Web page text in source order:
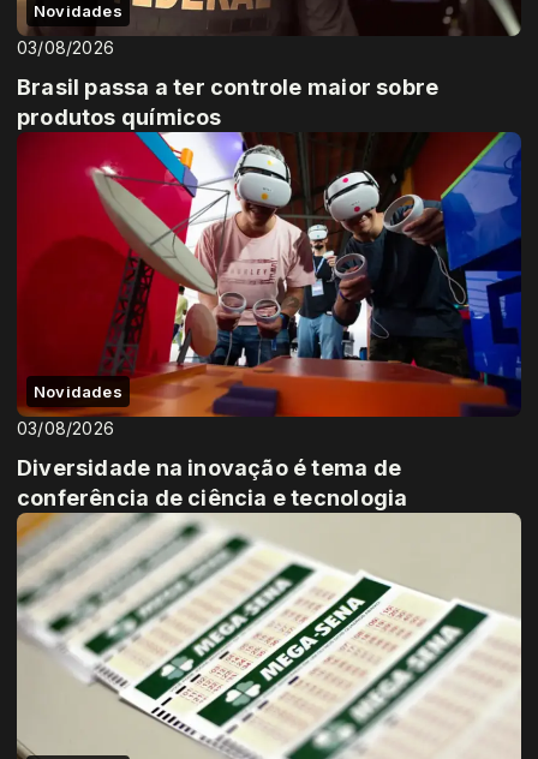
Novidades
03/08/2026
Brasil passa a ter controle maior sobre
produtos químicos
Novidades
03/08/2026
Diversidade na inovação é tema de
conferência de ciência e tecnologia